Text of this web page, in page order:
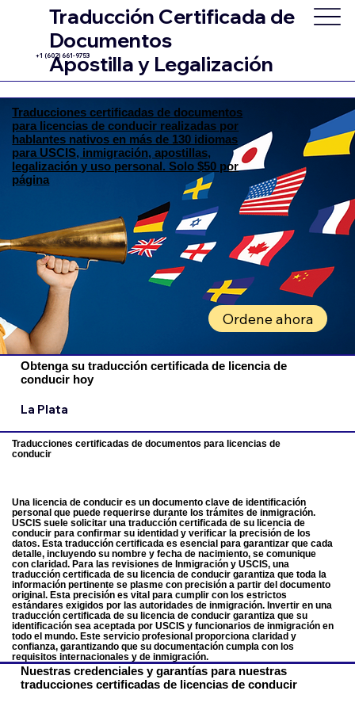
Traducción Certificada de
Documentos
Apostilla y Legalización
+1 (602) 661-9753
Traducciones certificadas de documentos
para licencias de conducir realizadas por
hablantes nativos en más de 130 idiomas
para USCIS, inmigración, apostillas,
legalización y uso personal. Solo $50 por
página
Ordene ahora
Obtenga su traducción certificada de licencia de
conducir hoy
La Plata
Una licencia de conducir es un documento clave de identificación
personal que puede requerirse durante los trámites de inmigración.
USCIS suele solicitar una traducción certificada de su licencia de
conducir para confirmar su identidad y verificar la precisión de los
datos. Esta traducción certificada es esencial para garantizar que cada
detalle, incluyendo su nombre y fecha de nacimiento, se comunique
con claridad. Para las revisiones de Inmigración y USCIS, una
traducción certificada de su licencia de conducir garantiza que toda la
información pertinente se plasme con precisión a partir del documento
original. Esta precisión es vital para cumplir con los estrictos
estándares exigidos por las autoridades de inmigración. Invertir en una
traducción certificada de su licencia de conducir garantiza que su
identificación sea aceptada por USCIS y funcionarios de inmigración en
todo el mundo. Este servicio profesional proporciona claridad y
confianza, garantizando que su documentación cumpla con los
requisitos internacionales y de inmigración.
Traducciones certificadas de documentos para licencias de
conducir
Nuestras credenciales y garantías para nuestras
traducciones certificadas de licencias de conducir